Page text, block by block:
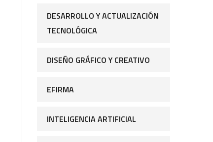
DESARROLLO Y ACTUALIZACIÓN
TECNOLÓGICA
DISEÑO GRÁFICO Y CREATIVO
EFIRMA
INTELIGENCIA ARTIFICIAL